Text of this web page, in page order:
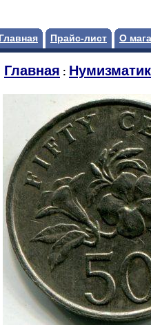
Главная Прайс-лист О
Главная :